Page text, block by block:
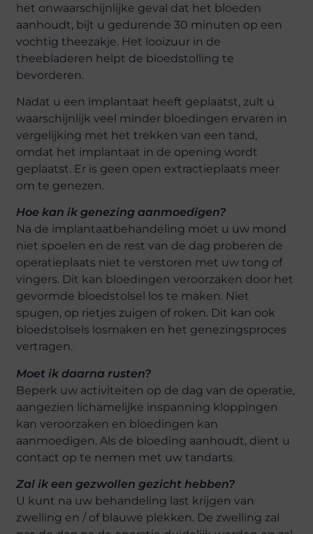
het onwaarschijnlijke geval dat het bloeden
aanhoudt, bijt u gedurende 30 minuten op een
vochtig theezakje. Het looizuur in de
theebladeren helpt de bloedstolling te
bevorderen.
Nadat u een implantaat heeft geplaatst, zult u
waarschijnlijk veel minder bloedingen ervaren in
vergelijking met het trekken van een tand,
omdat het implantaat in de opening wordt
geplaatst. Er is geen open extractieplaats meer
om te genezen.
Hoe kan ik genezing aanmoedigen?
Na de implantaatbehandeling moet u uw mond
niet spoelen en de rest van de dag proberen de
operatieplaats niet te verstoren met uw tong of
vingers. Dit kan bloedingen veroorzaken door het
gevormde bloedstolsel los te maken. Niet
spugen, op rietjes zuigen of roken. Dit kan ook
bloedstolsels losmaken en het genezingsproces
vertragen.
Moet ik daarna rusten?
Beperk uw activiteiten op de dag van de operatie,
aangezien lichamelijke inspanning kloppingen
kan veroorzaken en bloedingen kan
aanmoedigen. Als de bloeding aanhoudt, dient u
contact op te nemen met uw tandarts.
Zal ik een gezwollen gezicht hebben?
U kunt na uw behandeling last krijgen van
zwelling en / of blauwe plekken. De zwelling zal